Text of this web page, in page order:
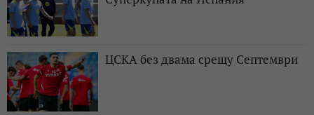
ЦСКА без двама срещу Септември